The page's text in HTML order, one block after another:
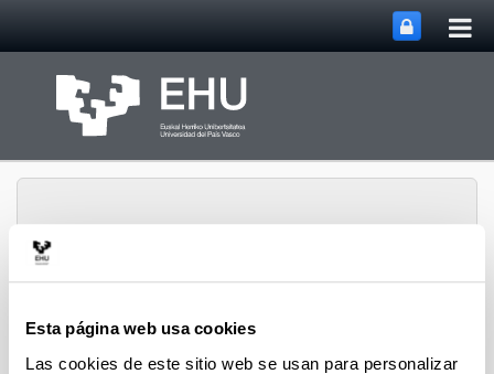
Esta página web usa cookies
Las cookies de este sitio web se usan para personalizar
Grupo de Investigación
Rewest
Abrir/cerrar